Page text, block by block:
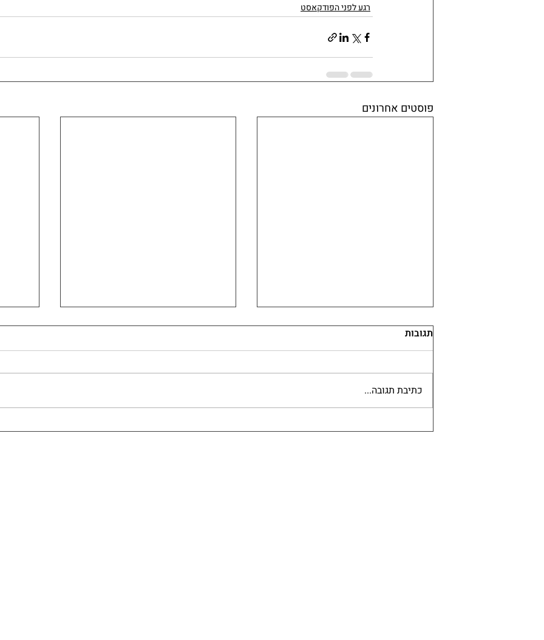
רגע לפני הפודקאסט
פוסטים אחרונים
פרק {10} אנשי המקצוע
פרק {9} מארחת את שרון גולן
פרק {8} איפה בונים
תגובות
כתיבת תגובה...